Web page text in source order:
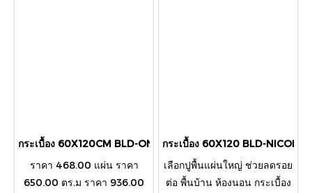
กระเบื้อง 60X120CM BLD-ONYX BLUE SKY H.G (ADS103)
ราคา 468.00 แผ่น ราคา
650.00 ตร.ม ราคา 936.00
กระเบื้อง 60X120 BLD-
เลือกปูพื้นแผ่นใหญ่ ช่วยลดรอย
ต่อ พื้นบ้าน ห้องนอน กระเบื้อง